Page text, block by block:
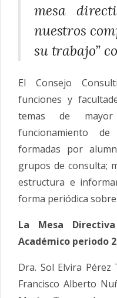
mesa
nuestros
su trabajo”
El Consejo
funciones y
temas de
funcionamiento de
formadas por
grupos de consulta;
estructura e
forma periódica
La Mesa
Académico periodo
Dra. Sol Elvira Pérez
Francisco Alberto